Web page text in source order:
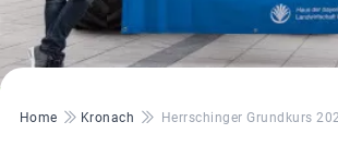
Pfadnavigation
Home Kronach Herrschinger Grundkurs